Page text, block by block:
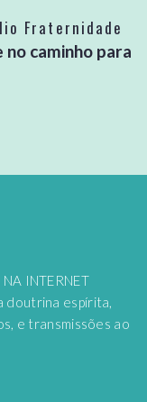
Fraternidade
caminho para
INTERNET
doutrina espírita,
e transmissões ao